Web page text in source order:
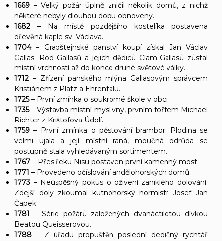
1669 – Velký požár úplně zničil několik domů, z nichž
některé nebyly dlouhou dobu obnoveny.
1682 – Na místě pozdějšího kostelíka postavena
dřevěná kaple sv. Václava.
1704– Grabštejnské panství koupí získal Jan Václav
Gallas. Rod Gallasů a jejich dědiců Clam-Gallasů zůstal
místní vrchností až do konce druhé světové války.
1712 – Zřízení panského mlýna Gallasovým správcem
Kristiánem z Platz a Ehrentalu.
1725– První zmínka o soukromé škole v obci.
1735– Výstavba místní myslivny, prvním fořtem Michael
Richter z Krištofova Údolí.
1759– První zmínka o pěstování brambor. Plodina se
velmi ujala a její místní raná, moučná odrůda se
postupně stala vyhledávaným sortimentem.
1767 – Přes řeku Nisu postaven první kamenný most.
1771 – Provedeno očíslování andělohorských domů.
1773 – Neúspěšný pokus o oživení zaniklého dolování.
Zdejší doly zkoumal kutnohorský hormistr Josef Jan
Čapek.
1781– Série požárů založených dvanáctiletou dívkou
Beatou Queisserovou.
1788 – Z úřadu propuštěn poslední dedičný rychtář